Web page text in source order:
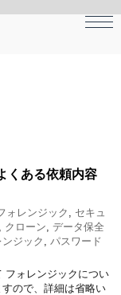
くある依頼内容
ォレンジック
セキュ
クローン データ保全
ジック
パスワード
フォレンジックについ
ので、詳細は省略い